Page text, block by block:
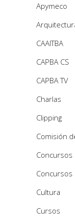
Apymeco
CAAITBA
CAPBA CS
CAPBA TV
Charlas
Clipping
Comisión
Concursos
Concursos
Cultura
Cursos